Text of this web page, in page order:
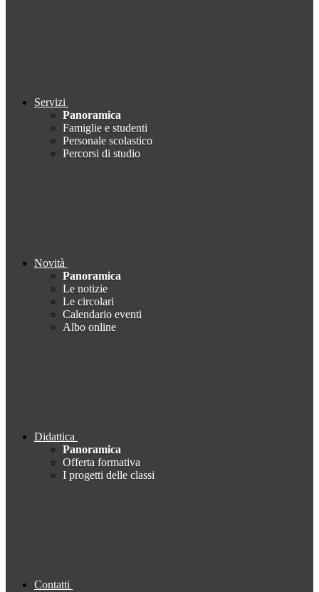
Servizi
Panoramica
Famiglie e studenti
Personale scolastico
Percorsi di studio
Novità
Panoramica
Le notizie
Le circolari
Calendario eventi
Albo online
Didattica
Panoramica
Offerta formativa
I progetti delle classi
Contatti